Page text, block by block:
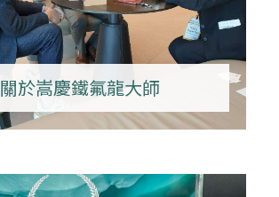
關於嵩慶鐵氟龍大師